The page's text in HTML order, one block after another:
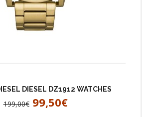
DIESEL DZ1912 WATCHES
199,00€99,50€